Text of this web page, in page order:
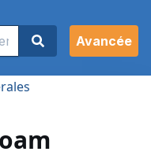
Avancée